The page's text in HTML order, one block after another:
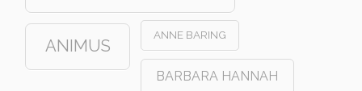
ANIMUS
ANNE BARING
BARBARA HANNAH